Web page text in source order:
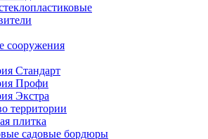
сооружения
Стандарт
Профи
Экстра
территории
плитка
садовые бордюры